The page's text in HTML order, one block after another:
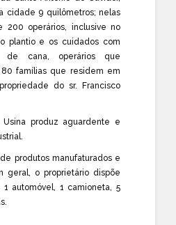
cidade 9 quilômetros; nelas
200 operários, inclusive no
plantio e os cuidados com
de cana, operários que
famílias que residem em
do sr. Francisco
produz aguardente e
produtos manufaturados e
geral, o proprietário dispõe
automóvel, 1 camioneta, 5